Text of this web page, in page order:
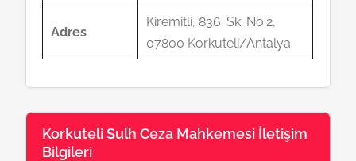
Adres
Kiremitli, 836. Sk. No:2,
07800 Korkuteli/Antalya
Korkuteli Sulh Ceza Mahkemesi İletişim
Bilgileri